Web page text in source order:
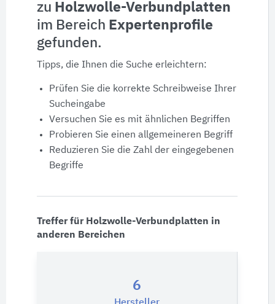
Produktinformationen
Produktdaten
Ausschreibungstexte
CAD-Details
Architekturobjekte
zu Holzwolle-Verbundplatten
im Bereich Expertenprofile
gefunden.
Tipps, die Ihnen die Suche erleichtern:
Prüfen Sie die korrekte Schreibweise Ihrer
Sucheingabe
Versuchen Sie es mit ähnlichen Begriffen
Probieren Sie einen allgemeineren Begriff
Reduzieren Sie die Zahl der eingegebenen
Begriffe
Treffer für Holzwolle-Verbundplatten in
anderen Bereichen
6